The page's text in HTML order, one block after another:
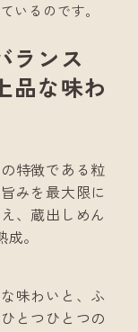
いるのです。
ランス
品な味わ
特徴である粒
みを最大限に
、蔵出しめん
。
味わいと、ふ
とつひとつの